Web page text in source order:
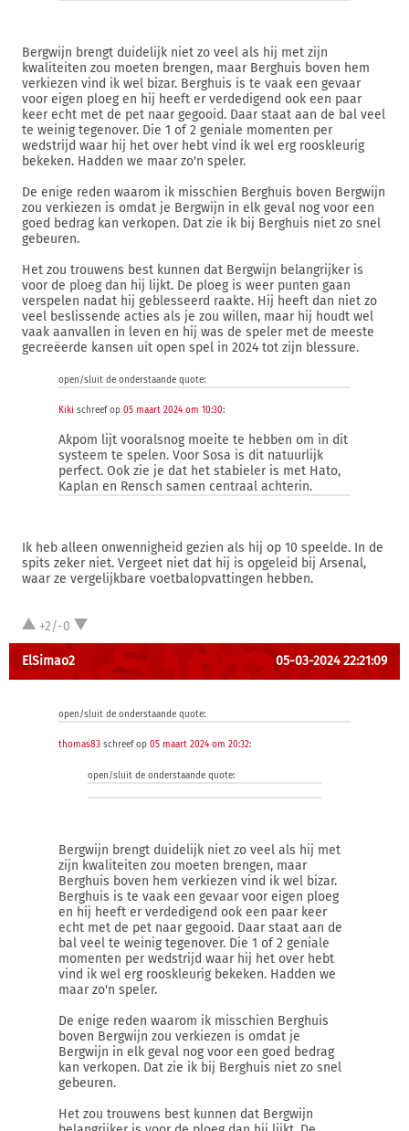
Bergwijn brengt duidelijk niet zo veel als hij met zijn
kwaliteiten zou moeten brengen, maar Berghuis boven hem
verkiezen vind ik wel bizar. Berghuis is te vaak een gevaar
voor eigen ploeg en hij heeft er verdedigend ook een paar
keer echt met de pet naar gegooid. Daar staat aan de bal veel
te weinig tegenover. Die 1 of 2 geniale momenten per
wedstrijd waar hij het over hebt vind ik wel erg rooskleurig
bekeken. Hadden we maar zo'n speler.
De enige reden waarom ik misschien Berghuis boven Bergwijn
zou verkiezen is omdat je Bergwijn in elk geval nog voor een
goed bedrag kan verkopen. Dat zie ik bij Berghuis niet zo snel
gebeuren.
Het zou trouwens best kunnen dat Bergwijn belangrijker is
voor de ploeg dan hij lijkt. De ploeg is weer punten gaan
verspelen nadat hij geblesseerd raakte. Hij heeft dan niet zo
veel beslissende acties als je zou willen, maar hij houdt wel
vaak aanvallen in leven en hij was de speler met de meeste
gecreëerde kansen uit open spel in 2024 tot zijn blessure.
open/sluit de onderstaande quote:
Kiki schreef op 05 maart 2024 om 10:30:
Akpom lijt vooralsnog moeite te hebben om in dit
systeem te spelen. Voor Sosa is dit natuurlijk
perfect. Ook zie je dat het stabieler is met Hato,
Kaplan en Rensch samen centraal achterin.
Ik heb alleen onwennigheid gezien als hij op 10 speelde. In de
spits zeker niet. Vergeet niet dat hij is opgeleid bij Arsenal,
waar ze vergelijkbare voetbalopvattingen hebben.
+2/-0
ElSimao2 05-03-2024 22:21:09
open/sluit de onderstaande quote:
thomas83 schreef op 05 maart 2024 om 20:32:
open/sluit de onderstaande quote:
Bergwijn brengt duidelijk niet zo veel als hij met
zijn kwaliteiten zou moeten brengen, maar
Berghuis boven hem verkiezen vind ik wel bizar.
Berghuis is te vaak een gevaar voor eigen ploeg
en hij heeft er verdedigend ook een paar keer
echt met de pet naar gegooid. Daar staat aan de
bal veel te weinig tegenover. Die 1 of 2 geniale
momenten per wedstrijd waar hij het over hebt
vind ik wel erg rooskleurig bekeken. Hadden we
maar zo'n speler.
De enige reden waarom ik misschien Berghuis
boven Bergwijn zou verkiezen is omdat je
Bergwijn in elk geval nog voor een goed bedrag
kan verkopen. Dat zie ik bij Berghuis niet zo snel
gebeuren.
Het zou trouwens best kunnen dat Bergwijn